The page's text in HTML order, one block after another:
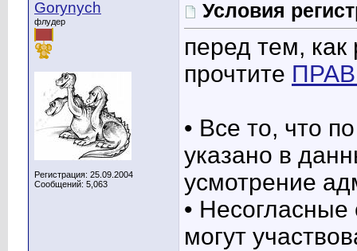
Gorynych
флудер
Регистрация: 25.09.2004
Сообщений: 5,063
Условия
перед тем, как
прочтите
• Все то, что
указано в
усмотрение
• Несогласные
могут